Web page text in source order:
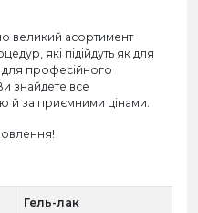
великий асортимент
які підійдуть як для
для професійного
знайдете все
й за приємними цінами.
Гель-лак